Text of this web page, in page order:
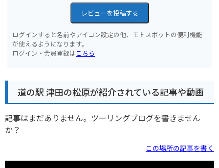
レビューを投稿する
ログインすると名前やアイコン設定の他、モトスポットの便利機能
が使えるようになります。
ログイン・会員登録はこちら
道の駅 津田の松原が紹介されている記事や動画
記事はまだありません。ツーリングブログを書きません
か？
この場所の記事を書く